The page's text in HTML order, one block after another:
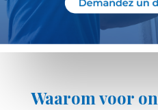
Waarom voor